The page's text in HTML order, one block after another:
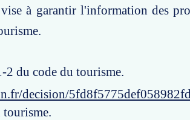
à garantir l'information des
2 du code du tourisme.
decision/